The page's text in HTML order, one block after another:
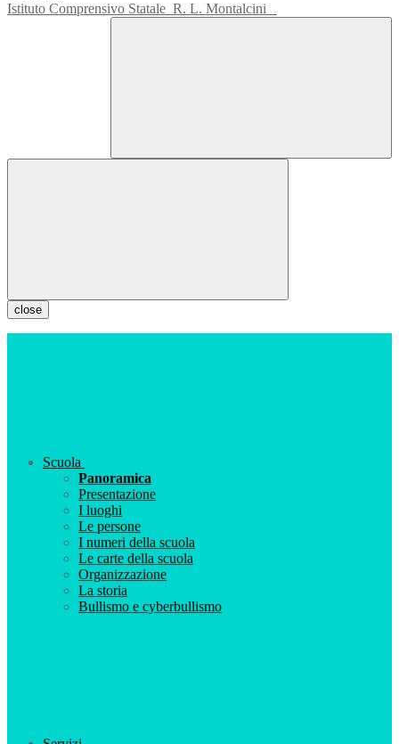
Istituto Comprensivo Statale R. L. Montalcini
close
Scuola
Panoramica
Presentazione
I luoghi
Le persone
I numeri della scuola
Le carte della scuola
Organizzazione
La storia
Bullismo e cyberbullismo